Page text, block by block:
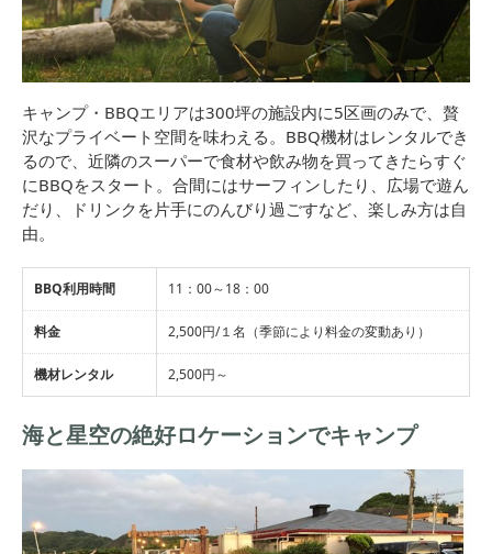
キャンプ・BBQエリアは300坪の施設内に5区画のみで、贅
沢なプライベート空間を味わえる。BBQ機材はレンタルでき
るので、近隣のスーパーで食材や飲み物を買ってきたらすぐ
にBBQをスタート。合間にはサーフィンしたり、広場で遊ん
だり、ドリンクを片手にのんびり過ごすなど、楽しみ方は自
由。
BBQ利用時間 11：00～18：00
料金 2,500円/１名（季節により料金の変動あり）
機材レンタル 2,500円～
海と星空の絶好ロケーションでキャンプ